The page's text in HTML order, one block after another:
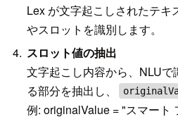
Lex が文字起こしされたテキ
やスロットを識別します。
スロット値の抽出
文字起こし内容から、NLU
る部分を抽出し、
例: originalValue = "スマート